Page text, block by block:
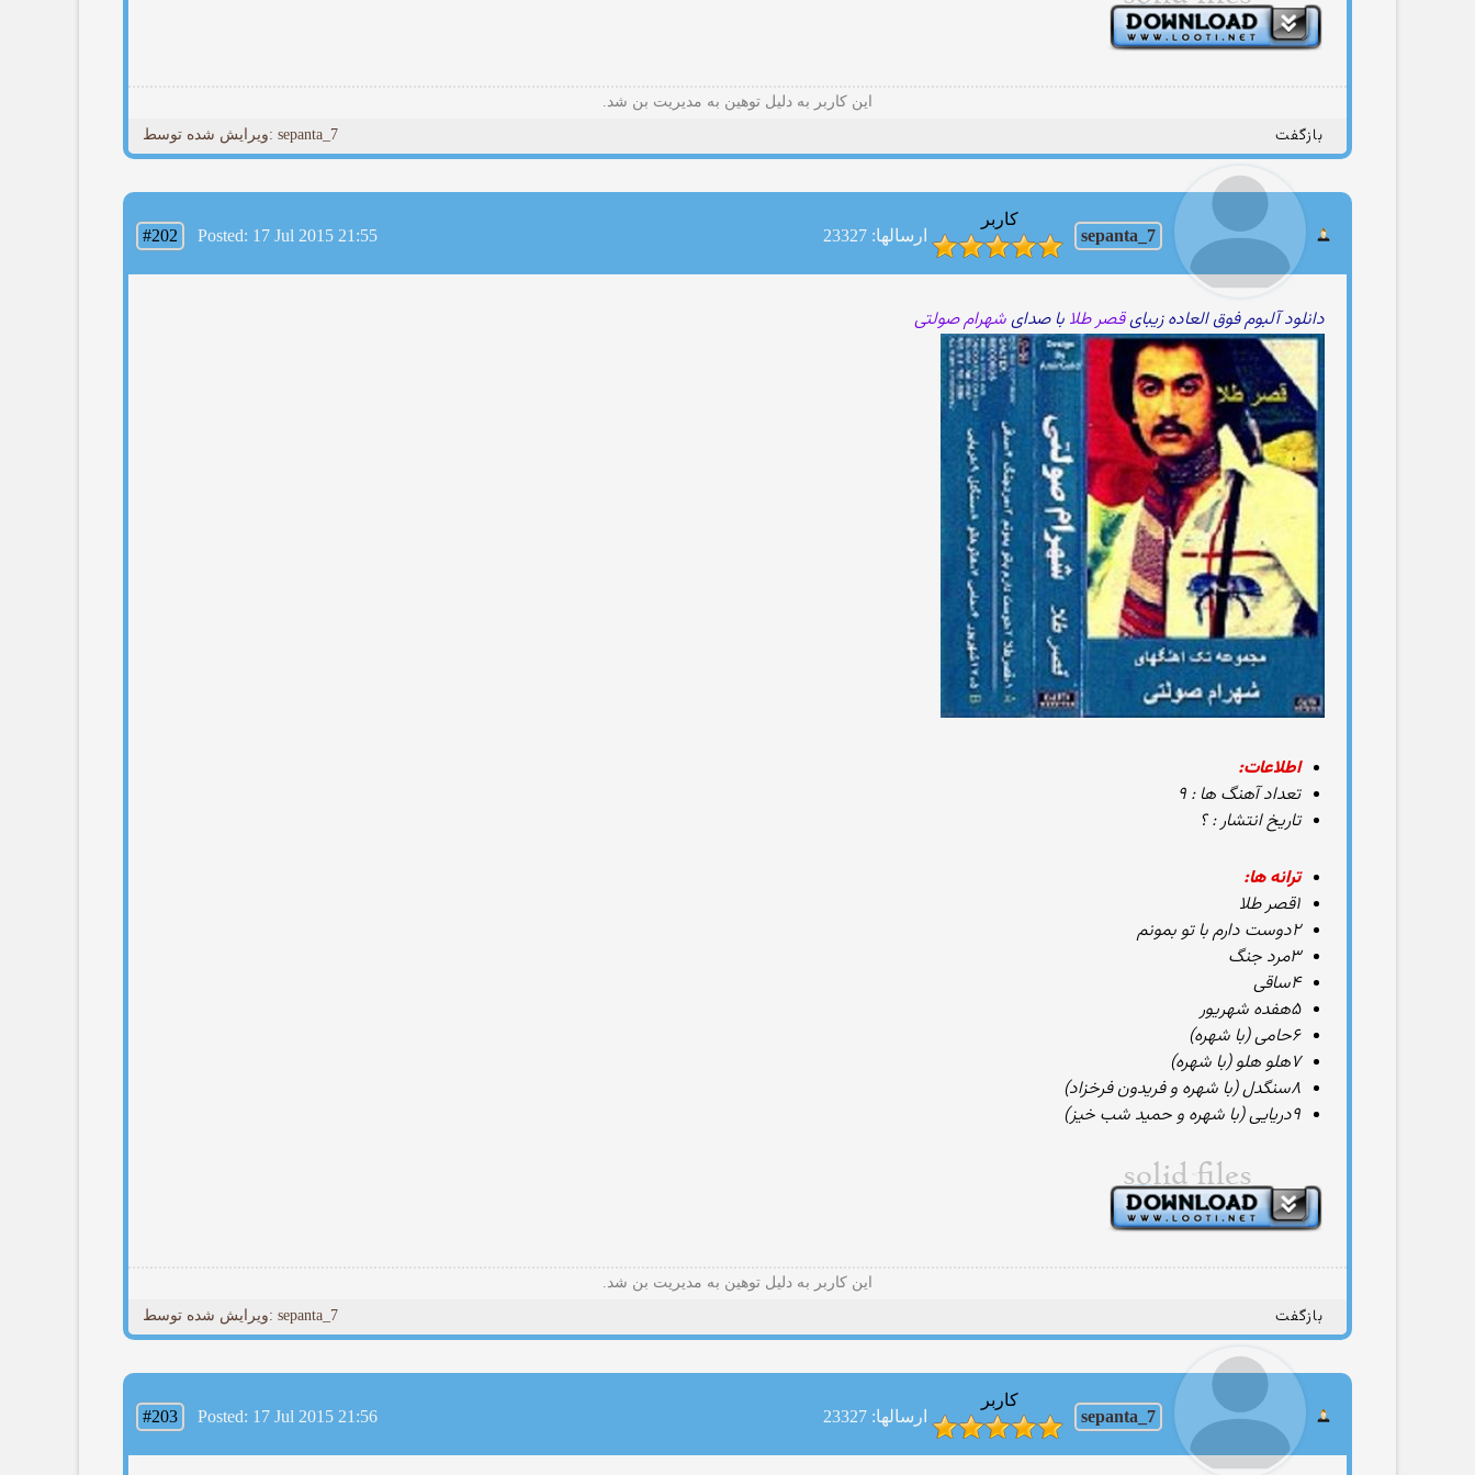
این کاربر به دلیل توهین به مدیریت بن شد.
بازگفت ویرایش شده توسط: sepanta_7
sepanta_7
کاربر
ارسالها: 23327
#202 Posted: 17 Jul 2015 21:55
دانلود آلبوم فوق العاده زیبایقصر طلا با صدایشهرام صولتی
اطلاعات:
تعداد آهنگ ها : ۹
تاریخ انتشار : ؟
ترانه ها:
۱قصر طلا
۲دوست دارم با تو بمونم
۳مرد جنگ
۴ساقی
۵هفده شهریور
۶حامی (با شهره)
۷هلو هلو (با شهره)
۸سنگدل (با شهره و فریدون فرخزاد)
۹دریایی (با شهره و حمید شب خیز)
این کاربر به دلیل توهین به مدیریت بن شد.
بازگفت ویرایش شده توسط: sepanta_7
sepanta_7
کاربر
ارسالها: 23327
#203 Posted: 17 Jul 2015 21:56